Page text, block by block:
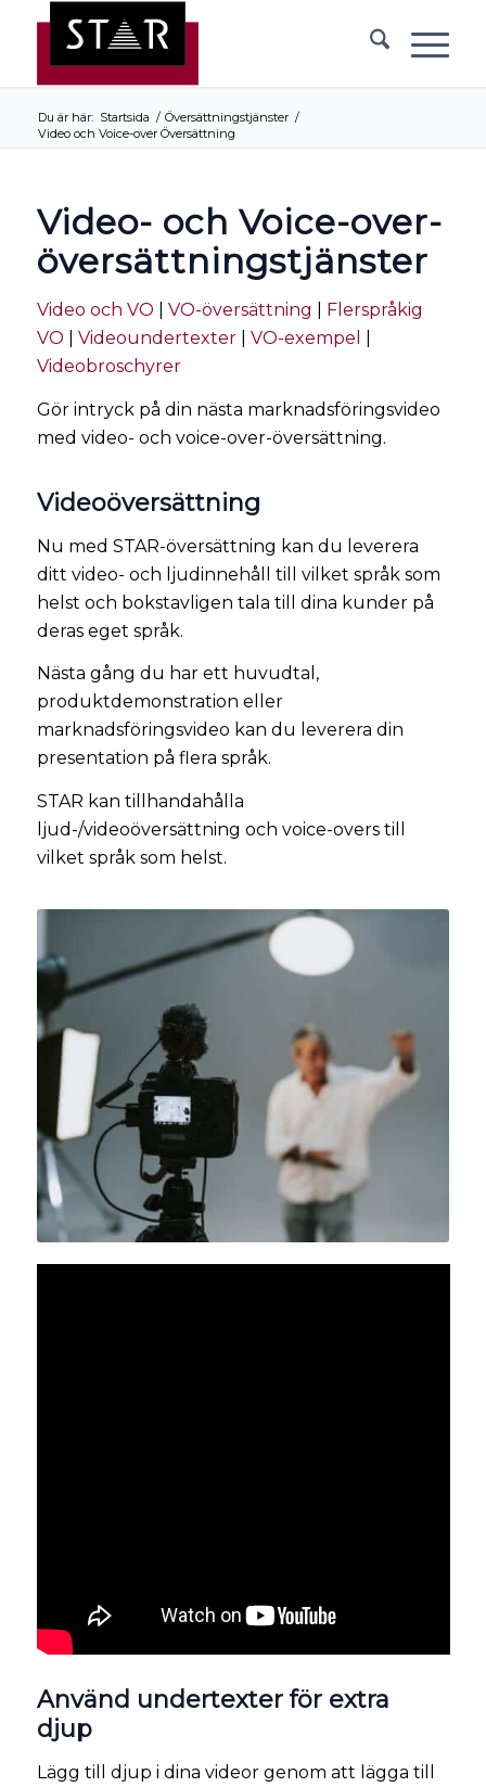
Du är här: Startsida / Översättningstjänster /
Video och Voice-over Översättning
Video- och Voice-over-
översättningstjänster
Video och VO VO-översättning
Flerspråkig
VO
Videoundertexter| VO-exempel
Videobroschyrer
Gör intryck på din nästa marknadsföringsvideo
med video- och voice-over-översättning.
Videoöversättning
Nu med STAR-översättning kan du leverera
ditt video- och ljudinnehåll till vilket språk som
helst och bokstavligen tala till dina kunder på
deras eget språk.
Nästa gång du har ett huvudtal,
produktdemonstration eller
marknadsföringsvideo kan du leverera din
presentation på flera språk.
STAR kan tillhandahålla
ljud-/videoöversättning och voice-overs till
vilket språk som helst.
Använd undertexter för extra
djup
Lägg till djup i dina videor genom att lägga till